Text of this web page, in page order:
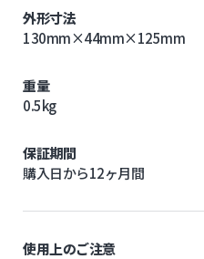
外形寸法
130mm×44mm×125mm
重量
0.5kg
保証期間
購入日から12ヶ月間
使用上のご注意